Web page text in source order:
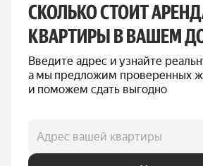
СКОЛЬКО СТОИТ
КВАРТИРЫ В ВАШЕМ
Введите адрес и узнайте
а мы предложим проверенных
и поможем сдать выгодно
Адрес вашей квартиры